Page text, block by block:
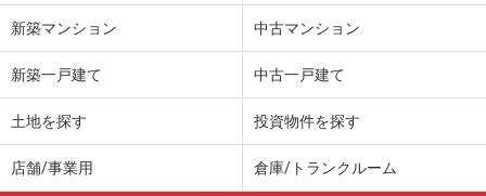
新築マンション 中古マンション
新築一戸建て 中古一戸建て
土地を探す 投資物件を探す
店舗/事業用 倉庫/トランクルーム